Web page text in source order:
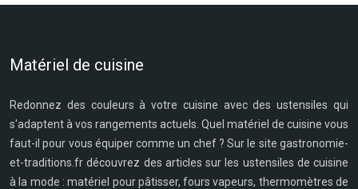
Matériel de cuisine
Redonnez des couleurs à votre cuisine avec des ustensiles qui
s'adaptent à vos rangements actuels. Quel matériel de cuisine vous
faut-il pour vous équiper comme un chef ? Sur le site gastronomie-
et-traditions.fr découvrez des articles sur les ustensiles de cuisine
à la mode : matériel pour pâtisser, fours vapeurs, thermomètres de